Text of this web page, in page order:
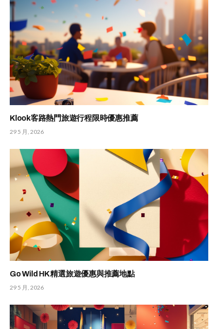
Klook客路熱門旅遊行程限時優惠推薦
29 5 月, 2026
Go Wild HK 精選旅遊優惠與推薦地點
29 5 月, 2026